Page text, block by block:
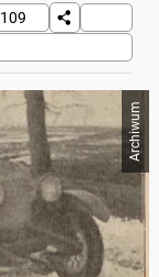
109
Archiwum